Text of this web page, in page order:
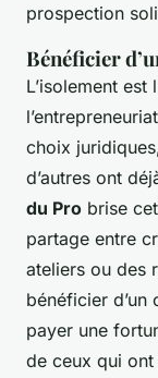
prospection
Bénéficier
L’isolement est
choix
d’autres ont
du Pro brise
partage entre
ateliers ou des
bénéficier
payer une
de ceux qui